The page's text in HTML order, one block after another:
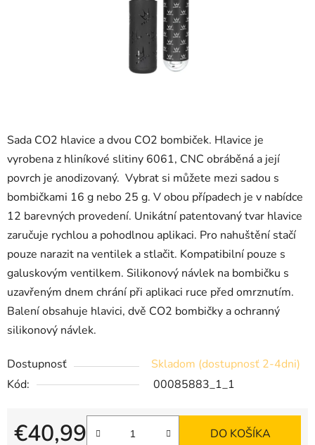
Sada CO2 hlavice a dvou CO2 bombiček. Hlavice je
vyrobena z hliníkové slitiny 6061, CNC obráběná a její
povrch je anodizovaný. Vybrat si můžete mezi sadou s
bombičkami 16 g nebo 25 g. V obou případech je v nabídce
12 barevných provedení. Unikátní patentovaný tvar hlavice
zaručuje rychlou a pohodlnou aplikaci. Pro nahuštění stačí
pouze narazit na ventilek a stlačit. Kompatibilní pouze s
galuskovým ventilkem. Silikonový návlek na bombičku s
uzavřeným dnem chrání při aplikaci ruce před omrznutím.
Balení obsahuje hlavici, dvě CO2 bombičky a ochranný
silikonový návlek.
Dostupnosť
Skladom (dostupnosť 2-4dni)
Kód:
00085883_1_1
€40,99 DO KOŠÍKA